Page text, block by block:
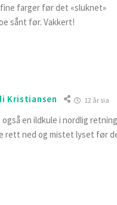
farger før det «sluknet»
sånt før. Vakkert!
Kristiansen 12 år sia
en ildkule i nordlig
rett ned og mistet lyset før